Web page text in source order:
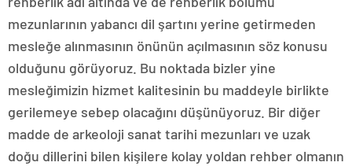
mezunlarının yabancı dil şartını yerine getirmeden
mesleğe alınmasının önünün açılmasının söz konusu
olduğunu görüyoruz. Bu noktada bizler yine
mesleğimizin hizmet kalitesinin bu maddeyle birlikte
gerilemeye sebep olacağını düşünüyoruz. Bir diğer
madde de arkeoloji sanat tarihi mezunları ve uzak
doğu dillerini bilen kişilere kolay yoldan rehber olmanın